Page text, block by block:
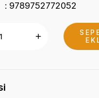
9789752772052